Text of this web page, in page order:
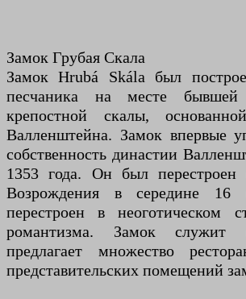
Замок Грубая Скала
Замок Hrubá Skála был
песчаника на месте бывшей
крепостной скалы,
Валленштейна. Замок впервые
собственность династии
1353 года. Он был перестроен
Возрождения в середине 16
перестроен в неоготическом
романтизма. Замок служит
предлагает множество
представительских помещений